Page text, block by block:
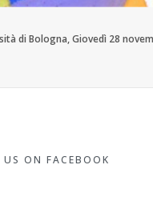
di Bologna, Giovedì 28
US ON FACEBOOK